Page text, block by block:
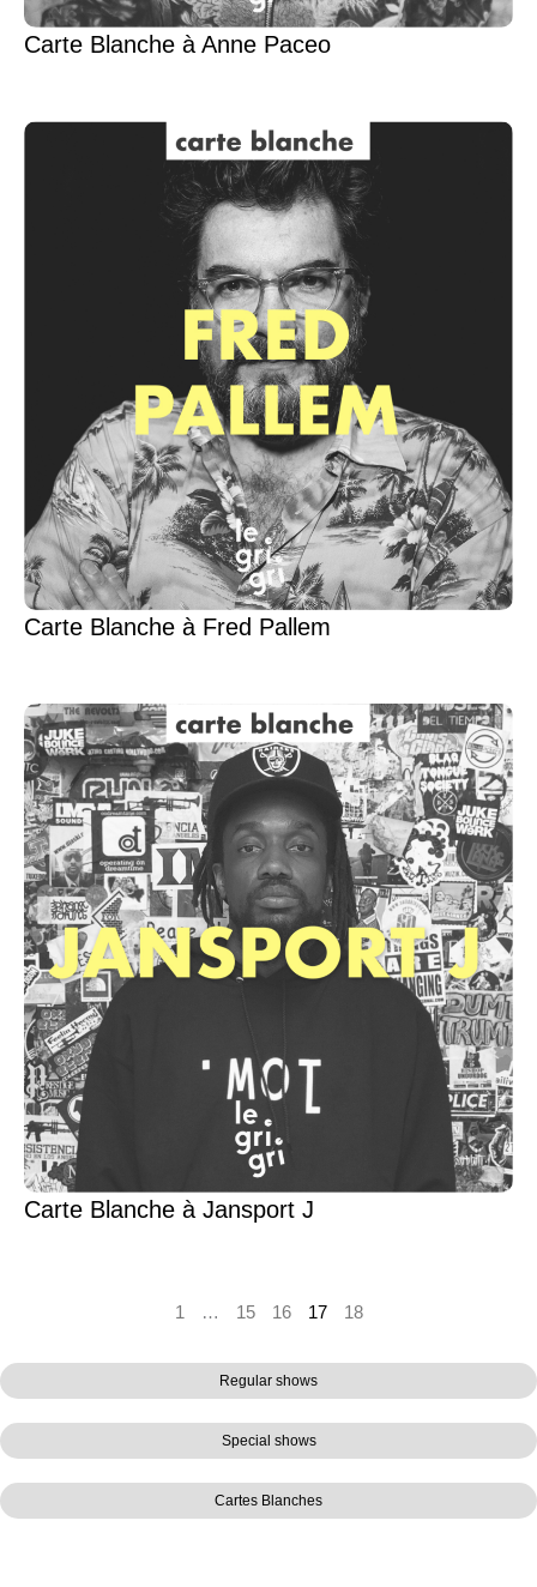
Regular shows
Special shows
Cartes Blanches
Carte Blanche à Anne Paceo
Carte Blanche à Fred Pallem
Carte Blanche à Jansport J
1 … 15 16 17 18